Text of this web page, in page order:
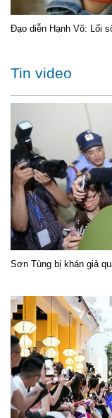
Đạo diễn Hạnh Võ: Lối
Tin video
Sơn Tùng bị khán giả